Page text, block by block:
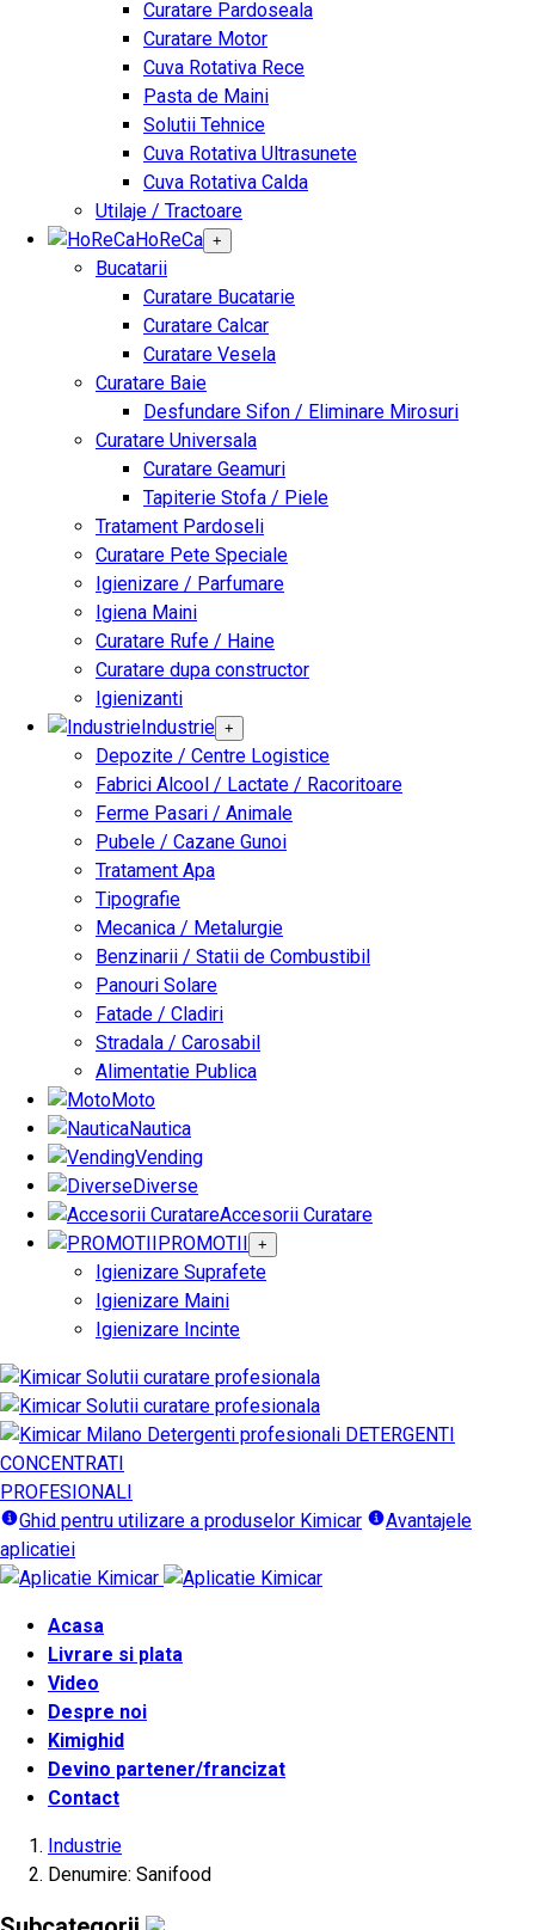
Curatare Pardoseala
Curatare Motor
Cuva Rotativa Rece
Pasta de Maini
Solutii Tehnice
Cuva Rotativa Ultrasunete
Cuva Rotativa Calda
Utilaje / Tractoare
HoReCa +
Bucatarii
Curatare Bucatarie
Curatare Calcar
Curatare Vesela
Curatare Baie
Desfundare Sifon / Eliminare Mirosuri
Curatare Universala
Curatare Geamuri
Tapiterie Stofa / Piele
Tratament Pardoseli
Curatare Pete Speciale
Igienizare / Parfumare
Igiena Maini
Curatare Rufe / Haine
Curatare dupa constructor
Igienizanti
Industrie +
Depozite / Centre Logistice
Fabrici Alcool / Lactate / Racoritoare
Ferme Pasari / Animale
Pubele / Cazane Gunoi
Tratament Apa
Tipografie
Mecanica / Metalurgie
Benzinarii / Statii de Combustibil
Panouri Solare
Fatade / Cladiri
Stradala / Carosabil
Alimentatie Publica
Moto
Nautica
Vending
Diverse
Accesorii Curatare
PROMOTII +
Igienizare Suprafete
Igienizare Maini
Igienizare Incinte
DETERGENTI
CONCENTRATI
PROFESIONALI
Ghid pentru utilizare a produselor Kimicar
Avantajele
aplicatiei
Acasa
Livrare si plata
Video
Despre noi
Kimighid
Devino partener/francizat
Contact
Industrie
Denumire: Sanifood